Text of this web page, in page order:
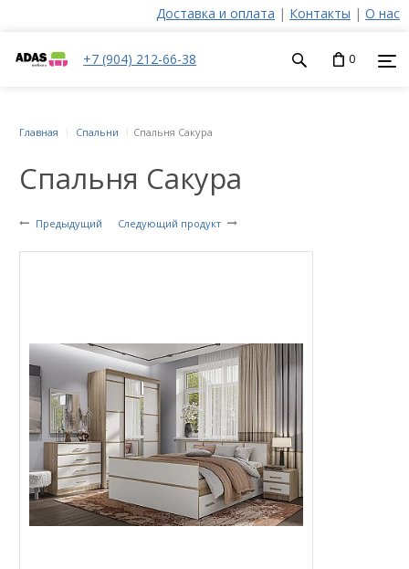
Доставка и оплата | Контакты | О нас
+7 (904) 212-66-38 0
Спальня Сакура
Предыдущий Следующий продукт
Главная Спальни Спальня Сакура